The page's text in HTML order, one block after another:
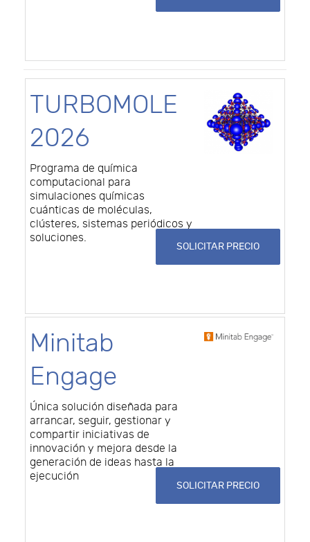
TURBOMOLE
2026
Programa de química
computacional para
simulaciones químicas
cuánticas de moléculas,
clústeres, sistemas periódicos y
soluciones.
SOLICITAR PRECIO
Minitab
Engage
Única solución diseñada para
arrancar, seguir, gestionar y
compartir iniciativas de
innovación y mejora desde la
generación de ideas hasta la
ejecución
SOLICITAR PRECIO